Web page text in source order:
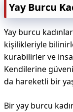
Yay Burcu
Yay burcu
kişilikleriyle
kurabilirler ve
Kendilerine
da hareketli bir
Bir yay burcu